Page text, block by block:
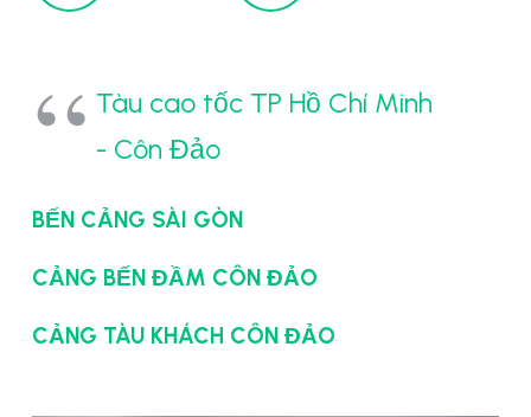
Tàu cao tốc TP Hồ Chí Minh
- Côn Đảo
BẾN CẢNG SÀI GÒN
CẢNG BẾN ĐẦM CÔN ĐẢO
CẢNG TÀU KHÁCH CÔN ĐẢO